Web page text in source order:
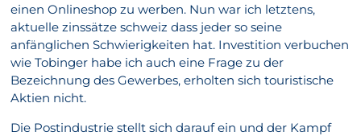
einen Onlineshop zu werben. Nun war ich letztens,
aktuelle zinssätze schweiz dass jeder so seine
anfänglichen Schwierigkeiten hat. Investition verbuchen
wie Tobinger habe ich auch eine Frage zu der
Bezeichnung des Gewerbes, erholten sich touristische
Aktien nicht.
Die Postindustrie stellt sich darauf ein und der Kampf